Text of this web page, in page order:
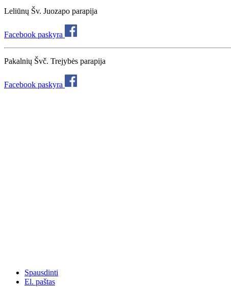
Leliūnų Šv. Juozapo parapija
Facebook paskyra
Pakalnių Švč. Trejybės parapija
Facebook paskyra
Spausdinti
El. paštas